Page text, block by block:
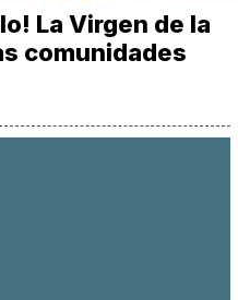
La Virgen de la
comunidades